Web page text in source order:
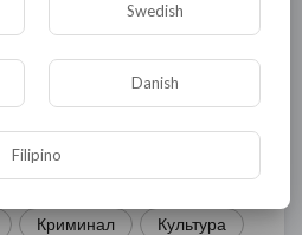
События
Развлечение
Криминал Культура
Swedish
Danish
Filipino